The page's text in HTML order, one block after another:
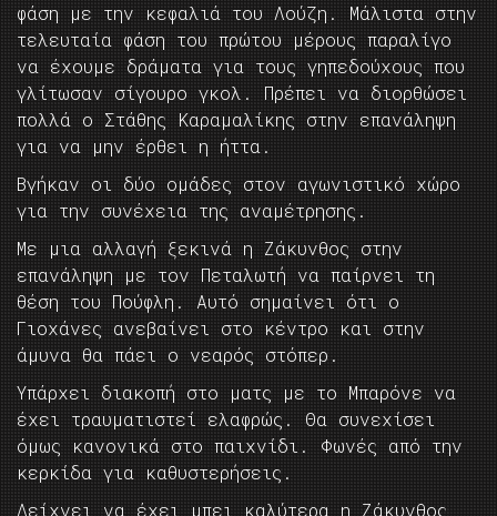
φάση με την κεφαλιά του Λούζη. Μάλιστα στην
τελευταία φάση του πρώτου μέρους παραλίγο
να έχουμε δράματα για τους γηπεδούχους που
γλίτωσαν σίγουρο γκολ. Πρέπει να διορθώσει
πολλά ο Στάθης Καραμαλίκης στην επανάληψη
για να μην έρθει η ήττα.
Βγήκαν οι δύο ομάδες στον αγωνιστικό χώρο
για την συνέχεια της αναμέτρησης.
Με μια αλλαγή ξεκινά η Ζάκυνθος στην
επανάληψη με τον Πεταλωτή να παίρνει τη
θέση του Πούφλη. Αυτό σημαίνει ότι ο
Γιοχάνες ανεβαίνει στο κέντρο και στην
άμυνα θα πάει ο νεαρός στόπερ.
Υπάρχει διακοπή στο ματς με το Μπαρόνε να
έχει τραυματιστεί ελαφρώς. Θα συνεχίσει
όμως κανονικά στο παιχνίδι. Φωνές από την
κερκίδα για καθυστερήσεις.
Δείχνει να έχει μπει καλύτερα η Ζάκυνθος